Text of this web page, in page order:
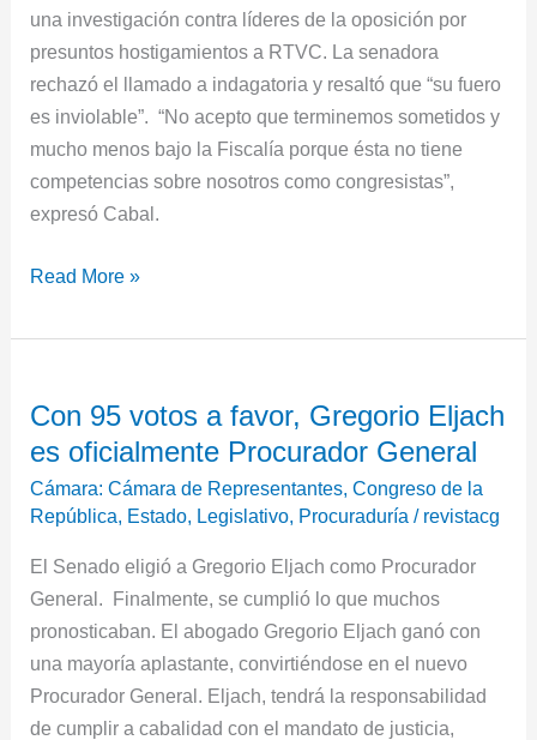
una investigación contra líderes de la oposición por
presuntos hostigamientos a RTVC. La senadora
rechazó el llamado a indagatoria y resaltó que “su fuero
es inviolable”. “No acepto que terminemos sometidos y
mucho menos bajo la Fiscalía porque ésta no tiene
competencias sobre nosotros como congresistas”,
expresó Cabal.
Read More »
Con 95 votos a favor, Gregorio Eljach
es oficialmente Procurador General
Cámara: Cámara de Representantes,Congreso de la
República, Estado, Legislativo, Procuraduría / revistacg
El Senado eligió a Gregorio Eljach como Procurador
General. Finalmente, se cumplió lo que muchos
pronosticaban. El abogado Gregorio Eljach ganó con
una mayoría aplastante, convirtiéndose en el nuevo
Procurador General. Eljach, tendrá la responsabilidad
de cumplir a cabalidad con el mandato de justicia,
95
votos
a
favor,
Eljach
es
oficialmente
Procurador
General